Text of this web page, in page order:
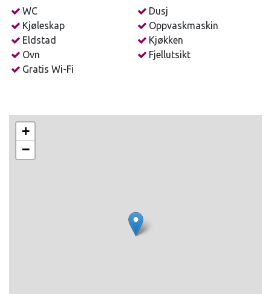
Internett
Apple TV
Utendørs parkering
Bålpanne
Grill
Peis
Kjæledyr er ikke tillatt.
WC
Dusj
Kjøleskap
Oppvaskmaskin
Eldstad
Kjøkken
Ovn
Fjellutsikt
Gratis Wi-Fi
+
−